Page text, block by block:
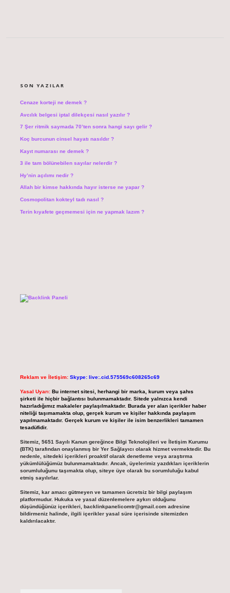
SON YAZILAR
Cenaze korteji ne demek ?
Avcılık belgesi iptal dilekçesi nasıl yazılır ?
7 Şer ritmik saymada 70’ten sonra hangi sayı gelir ?
Koç burcunun cinsel hayatı nasıldır ?
Kayıt numarası ne demek ?
3 ile tam bölünebilen sayılar nelerdir ?
Hy’nin açılımı nedir ?
Allah bir kimse hakkında hayır isterse ne yapar ?
Cosmopolitan kokteyl tadı nasıl ?
Terin kıyafete geçmemesi için ne yapmak lazım ?
Reklam ve İletişim: Skype: live:.cid.575569c608265c69
Yasal Uyarı: Bu internet sitesi, herhangi bir marka, kurum veya şahıs
şirketi ile hiçbir bağlantısı bulunmamaktadır. Sitede yalnızca kendi
hazırladığımız makaleler paylaşılmaktadır. Burada yer alan içerikler haber
niteliği taşımamakta olup, gerçek kurum ve kişiler hakkında paylaşım
yapılmamaktadır. Gerçek kurum ve kişiler ile isim benzerlikleri tamamen
tesadüfidir.
Sitemiz, 5651 Sayılı Kanun gereğince Bilgi Teknolojileri ve İletişim Kurumu
(BTK) tarafından onaylanmış bir Yer Sağlayıcı olarak hizmet vermektedir. Bu
nedenle, sitedeki içerikleri proaktif olarak denetleme veya araştırma
yükümlülüğümüz bulunmamaktadır. Ancak, üyelerimiz yazdıkları içeriklerin
sorumluluğunu taşımakta olup, siteye üye olarak bu sorumluluğu kabul
etmiş sayılırlar.
Sitemiz, kar amacı gütmeyen ve tamamen ücretsiz bir bilgi paylaşım
platformudur. Hukuka ve yasal düzenlemelere aykırı olduğunu
düşündüğünüz içerikleri, backlinkpanelicomtr@gmail.comadresine
bildirmeniz halinde, ilgili içerikler yasal süre içerisinde sitemizden
kaldırılacaktır.